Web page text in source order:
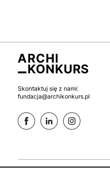
Skontaktuj się z nami:
fundacja@archikonkurs.pl